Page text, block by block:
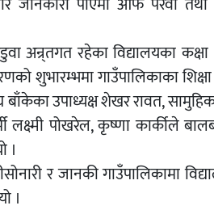
अन्र्तगत रहेका विद्यालयका कक्षा
शुभारम्भमा गाउँपालिकाका
बाँकेका उपाध्यक्ष शेखर रावत,
लक्ष्मी पोखरेल, कृष्णा कार्कीले
।
र जानकी गाउँपालिकामा
।